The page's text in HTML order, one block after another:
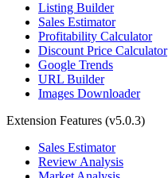
Listing Builder
Sales Estimator
Profitability Calculator
Discount Price Calculator
Google Trends
URL Builder
Images Downloader
Extension Features (v5.0.3)
Sales Estimator
Review Analysis